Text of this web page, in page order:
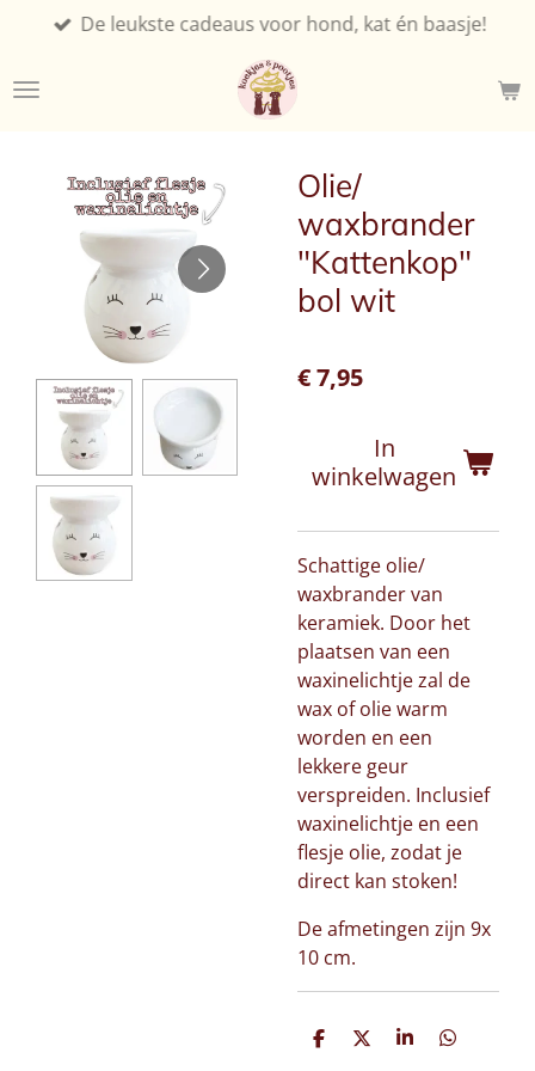
naar
De leukste cadeaus voor hond, kat én baasje!
Olie/
waxbrander
"Kattenkop"
bol wit
€ 7,95
In
winkelwagen
Schattige olie/
waxbrander van
keramiek. Door het
plaatsen van een
waxinelichtje zal de
wax of olie warm
worden en een
lekkere geur
verspreiden. Inclusief
waxinelichtje en een
flesje olie, zodat je
direct kan stoken!
De afmetingen zijn 9x
10 cm.
D
D
S
D